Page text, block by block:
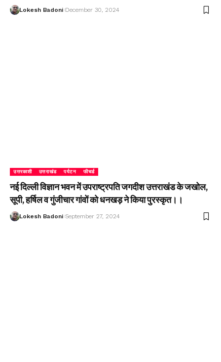
Lokesh Badoni December 30, 2024
उत्तरकाशी उत्तराखंड पर्यटन फीचर्ड
नई दिल्ली विज्ञान भवन में उपराष्ट्रपति जगदीश उत्तराखंड के जखोल,
सूपी, हर्षिल व गुंजीचार गांवों को धनखड़ ने किया पुरस्कृत।।
Lokesh Badoni September 27, 2024